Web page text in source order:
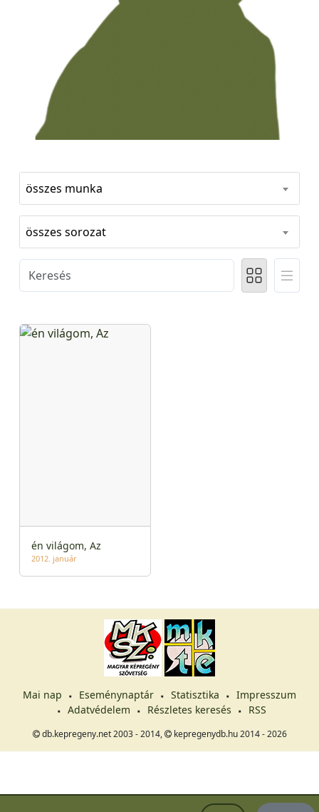
összes munka
összes sorozat
én világom, Az
2012. január
Mai nap Eseménynaptár Statisztika
Impresszum
Adatvédelem
Részletes keresés RSS
db.kepregeny.net 2003 - 2014, kepregenydb.hu 2014 - 2026